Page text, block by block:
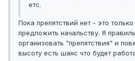
етс.
Пока препятствий нет - это
предложить начальству. Я
организовать "препятствия" и
высоту есть шанс что будет